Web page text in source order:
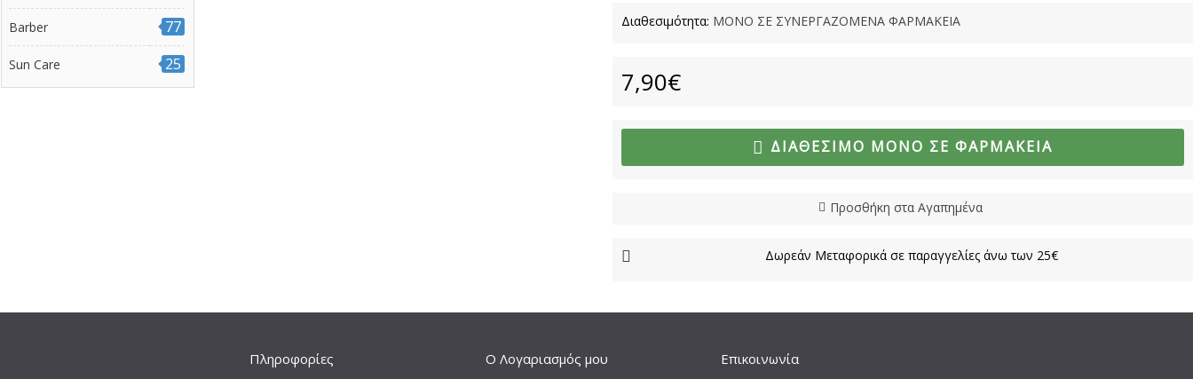
Barber 77
Sun Care 25
Διαθεσιμότητα: ΜΟΝΟ ΣΕ ΣΥΝΕΡΓΑΖΟΜΕΝΑ ΦΑΡΜΑΚΕΙΑ
7,90€
ΔΙΑΘΈΣΙΜΟ ΜΌΝΟ ΣΕ ΦΑΡΜΑΚΕΊΑ
Προσθήκη στα Αγαπημένα
Δωρεάν Μεταφορικά σε παραγγελίες άνω των 25€
Πληροφορίες Ο Λογαριασμός μου Επικοινωνία